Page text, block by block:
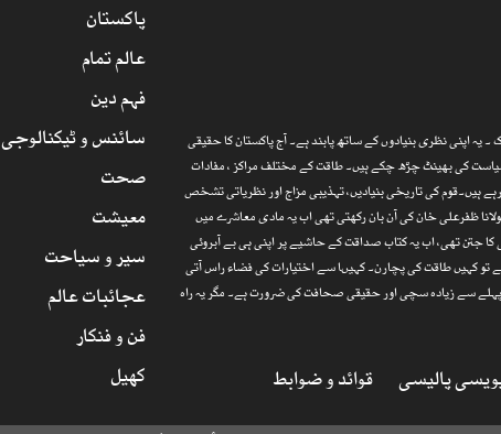
اپنی نظری بنیادوں کے ساتھ پابند ہے۔ آج پاکستان کا حقیقی
کی بھینٹ چڑھ چکے ہیں۔ طاقت کے مختلف مراکز ، مفادات
ہیں۔قوم کی تاریخی بنیادیں، تہذیبی مزاج اور نظریاتی تشخص
ظفرعلی خان کی آن بان رکھتی تھی اب یہ مادی معاشرے میں
جتن تھی، اب یہ کتاب صداقت کے حاشیے پر اپنی ہی بے آبروئی
تو کہیں طاقت کی پچارن۔ کہیںا سے اختیارات کی فضاء راس آتی
سے زیادہ سچی اور حقیقی صحافت کی ضرورت ہے۔ مگر یہ راہ
پالیسی قوائد و ضوابط
پاکستان
عالم تمام
فہم دین
سائنس و ٹیکنالوجی
صحت
معیشت
سیر و سیاحت
عجائبات عالم
فن و فنکار
کھیل